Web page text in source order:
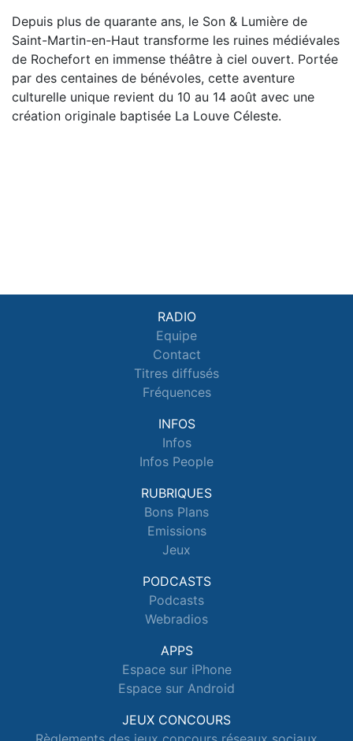
Depuis plus de quarante ans, le Son & Lumière de
Saint-Martin-en-Haut transforme les ruines médiévales
de Rochefort en immense théâtre à ciel ouvert. Portée
par des centaines de bénévoles, cette aventure
culturelle unique revient du 10 au 14 août avec une
création originale baptisée La Louve Céleste.
RADIO
Equipe
Contact
Titres diffusés
Fréquences
INFOS
Infos
Infos People
RUBRIQUES
Bons Plans
Emissions
Jeux
PODCASTS
Podcasts
Webradios
APPS
Espace sur iPhone
Espace sur Android
JEUX CONCOURS